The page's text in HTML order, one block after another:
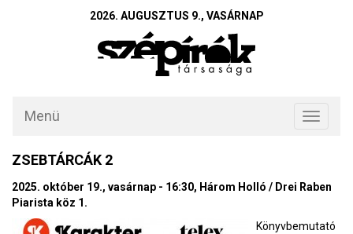
2026. AUGUSZTUS 9., VASÁRNAP
Toggle
Menü
ZSEBTÁRCÁK 2
2025. október 19., vasárnap - 16:30, Három Holló / Drei Raben
Piarista köz 1.
Könyvbemutató